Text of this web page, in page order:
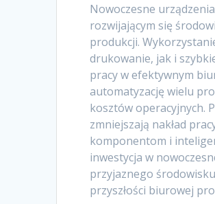
Nowoczesne
rozwijającym się
produkcji.
drukowanie, jak i
pracy w efektywnym
automatyzację wielu
kosztów operacyjnych.
zmniejszają nakład
komponentom i
inwestycja w
przyjaznego
przyszłości biurowej